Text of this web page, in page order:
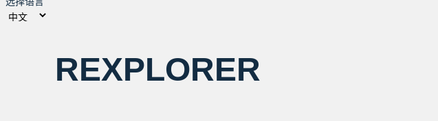
REXPLORER